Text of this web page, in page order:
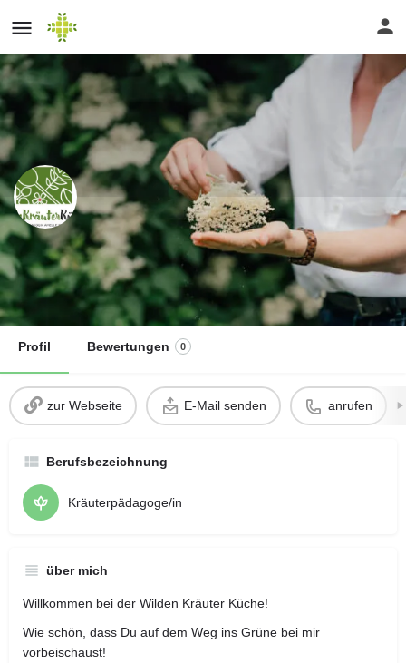
Kräuterpädagogin Amelle Siegmann
Website
Profil Bewertungen 0
zur Webseite E-Mail senden anrufen
Berufsbezeichnung
Kräuterpädagoge/in
über mich
Willkommen bei der Wilden Kräuter Küche!
Wie schön, dass Du auf dem Weg ins Grüne bei mir
vorbeischaust!